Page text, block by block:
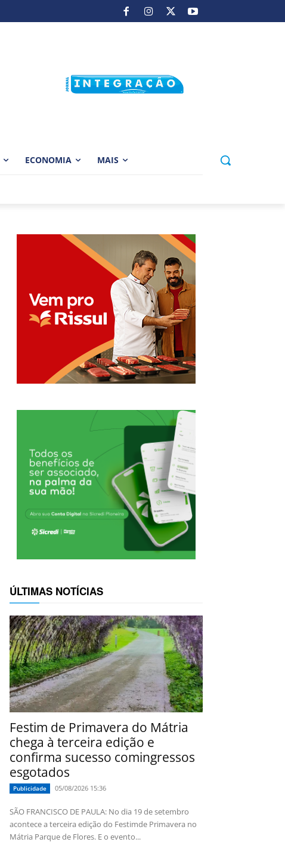
ECONOMIA MAIS
ÚLTIMAS NOTÍCIAS
Festim de Primavera do Mátria
chega à terceira edição e
confirma sucesso comingressos
esgotados
Publicidade 05/08/2026 15:36
SÃO FRANCISCO DE PAULA: No dia 19 de setembro
acontece a terceira edição do Festimde Primavera no
Mátria Parque de Flores. E o evento...